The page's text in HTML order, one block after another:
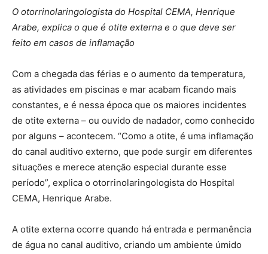
O otorrinolaringologista do Hospital CEMA, Henrique
Arabe, explica o que é otite externa e o que deve ser
feito em casos de inflamação
Com a chegada das férias e o aumento da temperatura,
as atividades em piscinas e mar acabam ficando mais
constantes, e é nessa época que os maiores incidentes
de otite externa – ou ouvido de nadador, como conhecido
por alguns – acontecem. “Como a otite, é uma inflamação
do canal auditivo externo, que pode surgir em diferentes
situações e merece atenção especial durante esse
período”, explica o otorrinolaringologista do Hospital
CEMA, Henrique Arabe.
A otite externa ocorre quando há entrada e permanência
de água no canal auditivo, criando um ambiente úmido